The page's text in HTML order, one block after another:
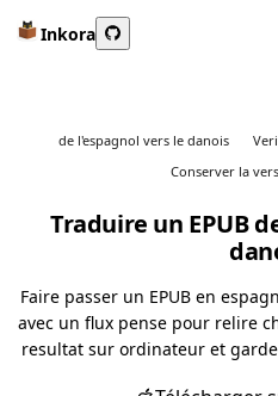
Inkora
de l'espagnol vers le danois
Conserver la
Traduire un EPUB
Faire passer un EPUB en
avec un flux pense pour relire
resultat sur ordinateur et